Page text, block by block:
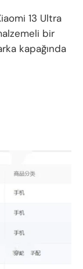
13 Ultra
bir
kapağında